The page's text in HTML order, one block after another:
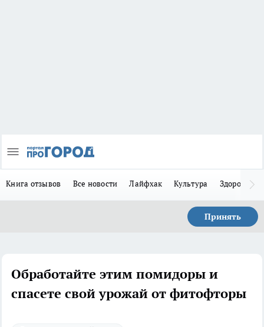
Книга отзывов Все новости Лайфхак Культура Здоровье
Принять
Обработайте этим помидоры и
спасете свой урожай от фитофторы